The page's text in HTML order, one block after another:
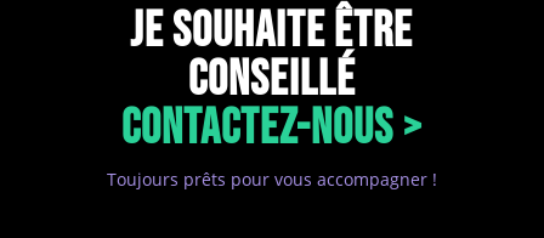
JE SOUHAITE ÊTRE
CONSEILLÉ
CONTACTEZ-NOUS >
Toujours prêts pour vous accompagner !